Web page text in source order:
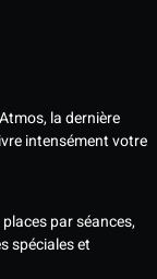
la dernière
intensément votre
par séances,
spéciales et